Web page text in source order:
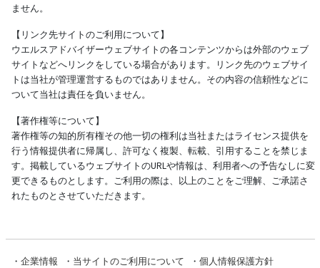
ません。
【リンク先サイトのご利用について】
ウエルスアドバイザーウェブサイトの各コンテンツからは外部のウェブ
サイトなどへリンクをしている場合があります。リンク先のウェブサイ
トは当社が管理運営するものではありません。その内容の信頼性などに
ついて当社は責任を負いません。
【著作権等について】
著作権等の知的所有権その他一切の権利は当社またはライセンス提供を
行う情報提供者に帰属し、許可なく複製、転載、引用することを禁じま
す。掲載しているウェブサイトのURLや情報は、利用者への予告なしに変
更できるものとします。ご利用の際は、以上のことをご理解、ご承諾さ
れたものとさせていただきます。
・ 企業情報 ・ 当サイトのご利用について ・ 個人情報保護方針